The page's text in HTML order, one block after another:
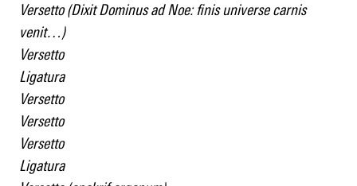
Versetto (Dixit Dominus ad Noe: finis universe carnis
venit…)
Versetto
Ligatura
Versetto
Versetto
Versetto
Ligatura